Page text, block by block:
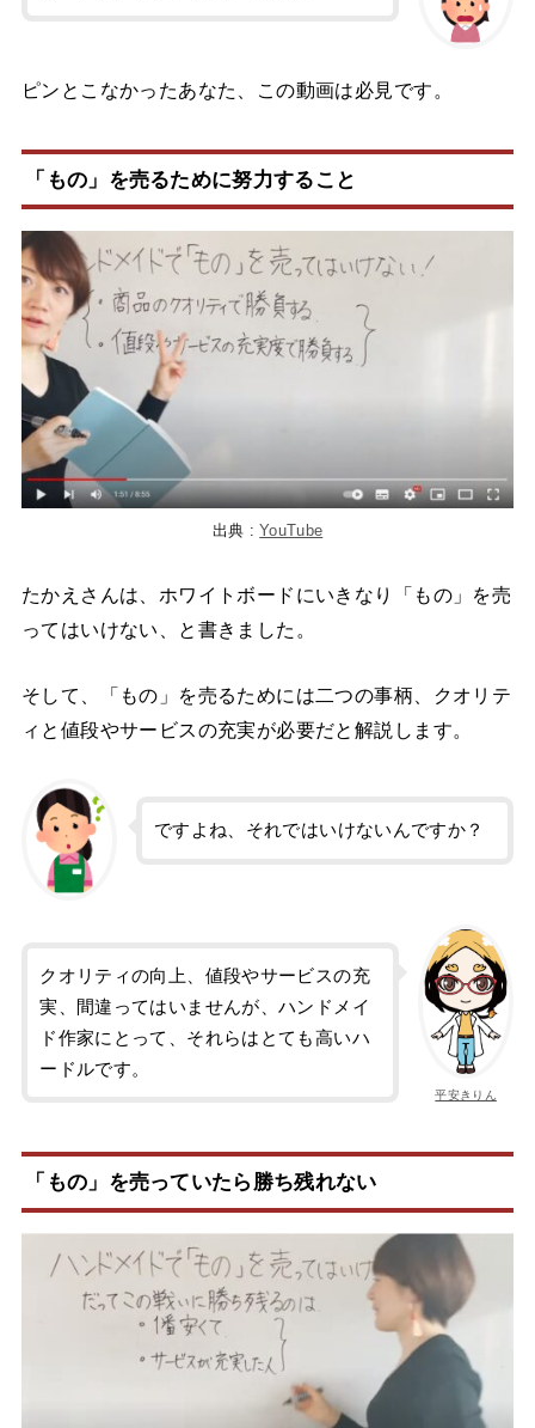
ピンとこなかったあなた、この動画は必見です。
「もの」を売るために努力すること
出典 :YouTube
たかえさんは、ホワイトボードにいきなり「もの」を売
ってはいけない、と書きました。
そして、「もの」を売るためには二つの事柄、クオリテ
ィと値段やサービスの充実が必要だと解説します。
ですよね、それではいけないんですか？
平安きりん
クオリティの向上、値段やサービスの充
実、間違ってはいませんが、ハンドメイ
ド作家にとって、それらはとても高いハ
ードルです。
「もの」を売っていたら勝ち残れない